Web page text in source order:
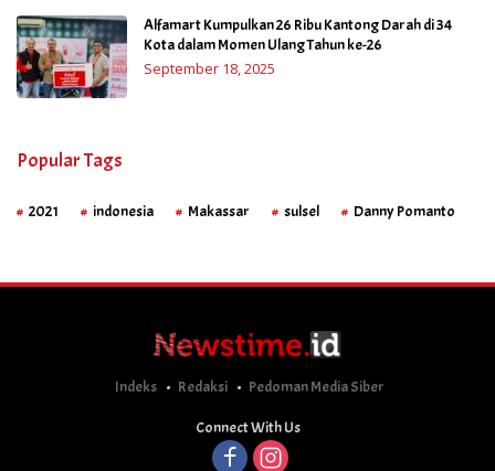
Alfamart Kumpulkan 26 Ribu Kantong Darah di 34
Kota dalam Momen Ulang Tahun ke-26
September 18, 2025
Popular Tags
2021 indonesia Makassar sulsel Danny Pomanto
Indeks Redaksi Pedoman Media Siber
Connect With Us